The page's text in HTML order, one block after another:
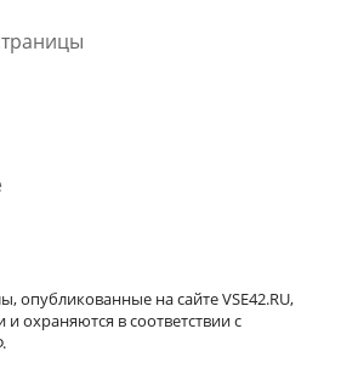
опубликованные на сайте VSE42.RU,
охраняются в соответствии с